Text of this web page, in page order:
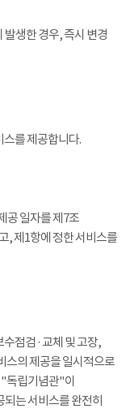
발생한 경우, 즉시 변경
를 제공합니다.
공 일자를 제7조
, 제1항에 정한 서비스를
점검 · 교체 및 고장,
스의 제공을 일시적으로
독립기념관"이
는 서비스를 완전히